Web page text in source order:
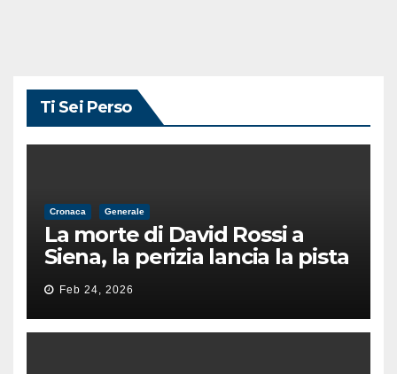
Ti Sei Perso
Cronaca Generale
La morte di David Rossi a
Siena, la perizia lancia la pista
di un’intimidazione finita
male
Feb 24, 2026